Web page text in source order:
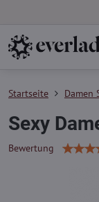
Startseite Damen
Sexy
Bewertung